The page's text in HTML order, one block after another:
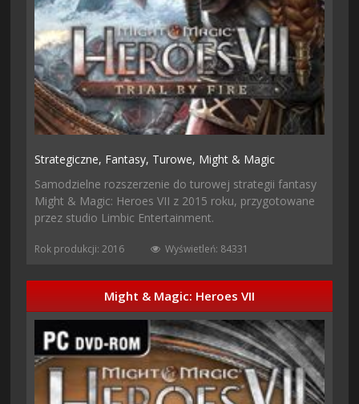
Strategiczne, Fantasy, Turowe, Might & Magic
Samodzielne rozszerzenie do turowej strategii fantasy
Might & Magic: Heroes VII z 2015 roku, przygotowane
przez studio Limbic Entertainment.
Rok produkcji: 2016 Wyświetleń: 84331
Might & Magic: Heroes VII